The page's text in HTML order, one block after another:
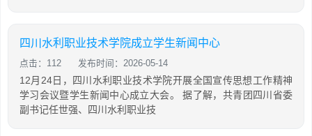
四川水利职业技术学院成立学生新闻中心
点击：112 发布时间：2026-05-14
12月24日，四川水利职业技术学院开展全国宣传思想工作精神
学习会议暨学生新闻中心成立大会。 据了解，共青团四川省委
副书记任世强、四川水利职业技